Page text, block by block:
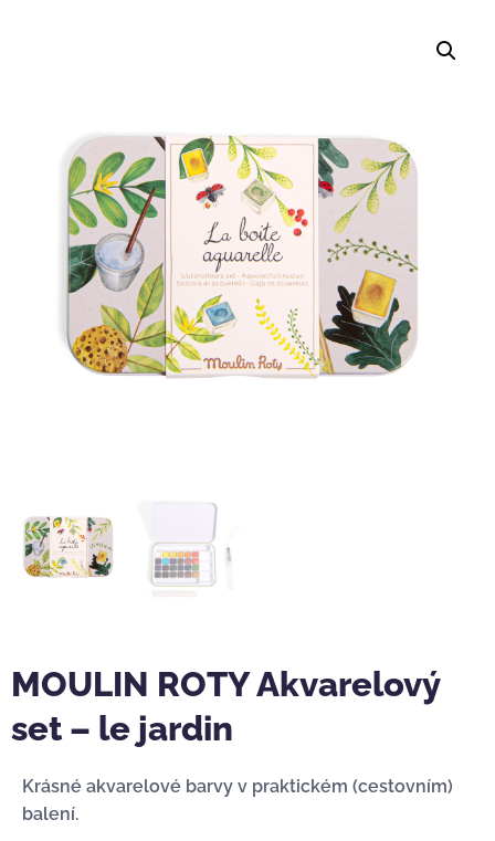
MOULIN ROTY Akvarelový
set – le jardin
Krásné akvarelové barvy v praktickém (cestovním)
balení.